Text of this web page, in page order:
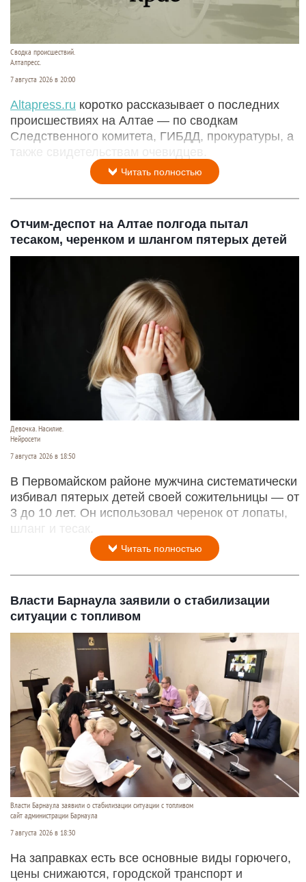
Сводка происшествий.
Алтапресс.
7 августа 2026 в 20:00
Аltapress.ru коротко рассказывает о последних
происшествиях на Алтае — по сводкам
Следственного комитета, ГИБДД, прокуратуры, а
также свидетельствам очевидцев.
Читать полностью
Отчим-деспот на Алтае полгода пытал
тесаком, черенком и шлангом пятерых детей
Девочка. Насилие.
Нейросети
7 августа 2026 в 18:50
В Первомайском районе мужчина систематически
избивал пятерых детей своей сожительницы — от
3 до 10 лет. Он использовал черенок от лопаты,
шланг и тесак.
Читать полностью
Власти Барнаула заявили о стабилизации
ситуации с топливом
Власти Барнаула заявили о стабилизации ситуации с топливом
сайт администрации Барнаула
7 августа 2026 в 18:30
На заправках есть все основные виды горючего,
цены снижаются, городской транспорт и